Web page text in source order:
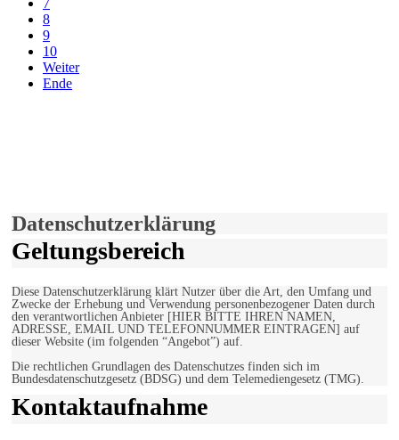
8
9
10
Weiter
Ende
Datenschutzerklärung
Geltungsbereich
Diese Datenschutzerklärung klärt Nutzer über die Art, den Umfang und
Zwecke der Erhebung und Verwendung personenbezogener Daten durch
den verantwortlichen Anbieter [HIER BITTE IHREN NAMEN,
ADRESSE, EMAIL UND TELEFONNUMMER EINTRAGEN] auf
dieser Website (im folgenden “Angebot”) auf.
Die rechtlichen Grundlagen des Datenschutzes finden sich im
Bundesdatenschutzgesetz (BDSG) und dem Telemediengesetz (TMG).
Kontaktaufnahme